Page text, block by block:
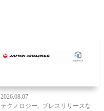
2026.08.07
テクノロジー
プレスリリースな